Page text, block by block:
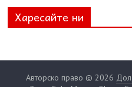
Харесайте ни
Авторско право © 2026